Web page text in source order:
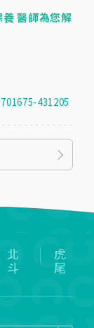
醫師為您解
431205
北
斗
虎
尾